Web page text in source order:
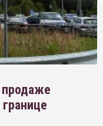
продаже